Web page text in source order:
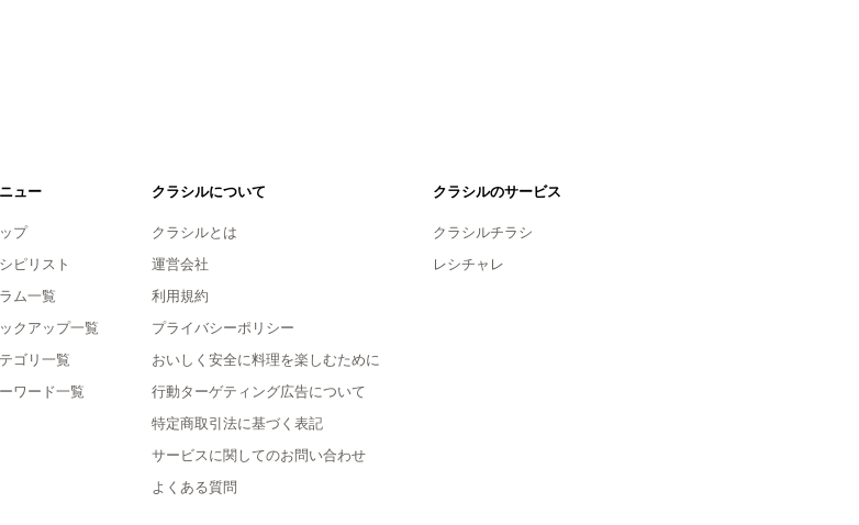
ュー
プ
ピリスト
ム一覧
クアップ一覧
ゴリ一覧
ワード一覧
クラシルについて
クラシルとは
運営会社
利用規約
プライバシーポリシー
おいしく安全に料理を楽しむために
行動ターゲティング広告について
特定商取引法に基づく表記
サービスに関してのお問い合わせ
よくある質問
クラシルのサービス
クラシルチラシ
レシチャレ